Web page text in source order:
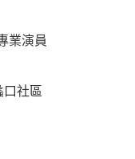
業演員
社區